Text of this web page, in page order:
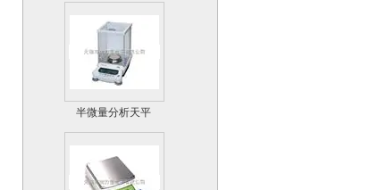
AUW-D系列